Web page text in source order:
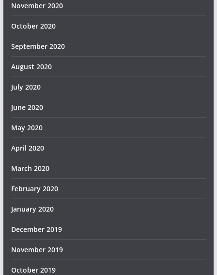
November 2020
October 2020
September 2020
August 2020
July 2020
June 2020
May 2020
April 2020
March 2020
February 2020
January 2020
December 2019
November 2019
October 2019